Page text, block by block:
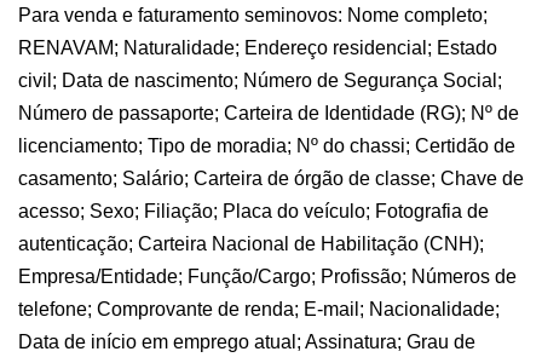
Para venda e faturamento seminovos: Nome completo;
RENAVAM; Naturalidade; Endereço residencial; Estado
civil; Data de nascimento; Número de Segurança Social;
Número de passaporte; Carteira de Identidade (RG); Nº de
licenciamento; Tipo de moradia; Nº do chassi; Certidão de
casamento; Salário; Carteira de órgão de classe; Chave de
acesso; Sexo; Filiação; Placa do veículo; Fotografia de
autenticação; Carteira Nacional de Habilitação (CNH);
Empresa/Entidade; Função/Cargo; Profissão; Números de
telefone; Comprovante de renda; E-mail; Nacionalidade;
Data de início em emprego atual; Assinatura; Grau de